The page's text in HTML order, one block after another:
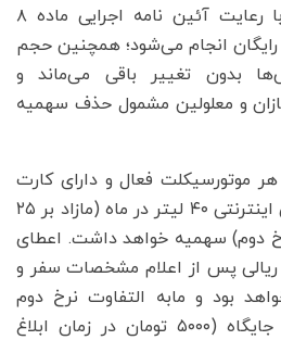
سوز برای همه خودروها با رعایت آئین نامه اجرایی ماده ۸
انجام می‌شود؛ همچنین حجم
بدون تغییر باقی می‌ماند و
و معلولین مشمول حذف سهمیه
موتورسیکلت فعال و دارای کارت
سوخت در ناوگان سکوهای اینترنتی ۴۰ لیتر در ماه (مازاد بر ۲۵
و ۳۵ لیتر نرخ دوم) سهمیه خواهد داشت. اعطای
پس از اعلام مشخصات سفر و
بود و مابه التفاوت نرخ دوم
(۳۰۰۰ تومان) و نرخ آزاد جایگاه (۵۰۰۰ تومان در زمان ابلاغ